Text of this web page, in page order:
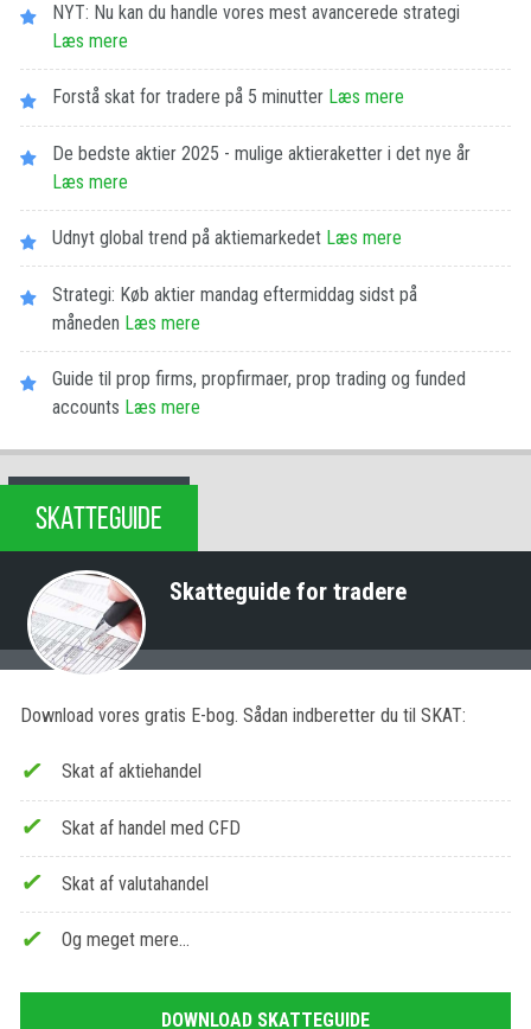
NYT: Nu kan du handle vores mest avancerede strategi
Læs mere
Forstå skat for tradere på 5 minutter Læs mere
De bedste aktier 2025 - mulige aktieraketter i det nye år
Læs mere
Udnyt global trend på aktiemarkedet Læs mere
Strategi: Køb aktier mandag eftermiddag sidst på
måneden Læs mere
Guide til prop firms, propfirmaer, prop trading og funded
accounts Læs mere
SKATTEGUIDE
Skatteguide for tradere
Download vores gratis E-bog. Sådan indberetter du til SKAT:
Skat af aktiehandel
Skat af handel med CFD
Skat af valutahandel
Og meget mere…
DOWNLOAD SKATTEGUIDE